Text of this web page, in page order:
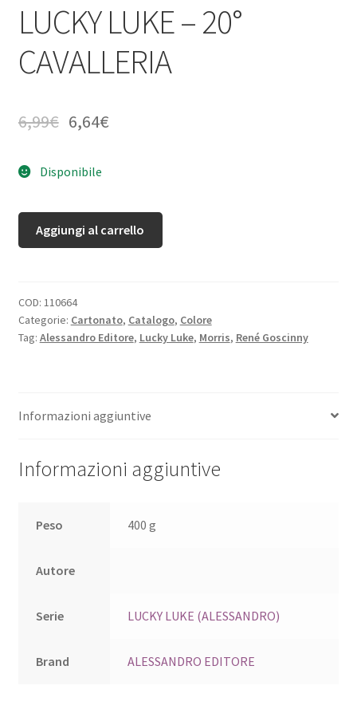
LUCKY LUKE – 20°
CAVALLERIA
6,99€ 6,64€
Disponibile
Aggiungi al carrello
COD: 110664
Categorie: Cartonato, Catalogo, Colore
Tag: Alessandro Editore, Lucky Luke, Morris, René Goscinny
Informazioni aggiuntive
Informazioni aggiuntive
Peso 400 g
Autore
Serie LUCKY LUKE (ALESSANDRO)
Brand ALESSANDRO EDITORE